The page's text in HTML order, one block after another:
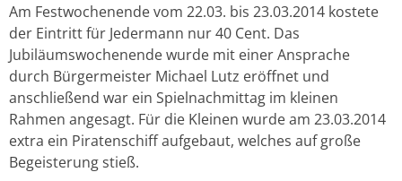
Am Festwochenende vom 22.03. bis 23.03.2014 kostete
der Eintritt für Jedermann nur 40 Cent. Das
Jubiläumswochenende wurde mit einer Ansprache
durch Bürgermeister Michael Lutz eröffnet und
anschließend war ein Spielnachmittag im kleinen
Rahmen angesagt. Für die Kleinen wurde am 23.03.2014
extra ein Piratenschiff aufgebaut, welches auf große
Begeisterung stieß.